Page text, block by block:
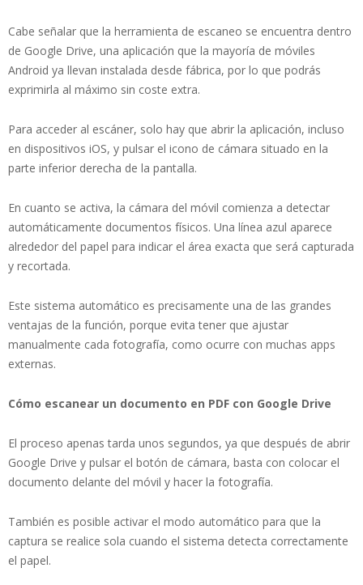
Cabe señalar que la herramienta de escaneo se encuentra dentro
de Google Drive, una aplicación que la mayoría de móviles
Android ya llevan instalada desde fábrica, por lo que podrás
exprimirla al máximo sin coste extra.
Para acceder al escáner, solo hay que abrir la aplicación, incluso
en dispositivos iOS, y pulsar el icono de cámara situado en la
parte inferior derecha de la pantalla.
En cuanto se activa, la cámara del móvil comienza a detectar
automáticamente documentos físicos. Una línea azul aparece
alrededor del papel para indicar el área exacta que será capturada
y recortada.
Este sistema automático es precisamente una de las grandes
ventajas de la función, porque evita tener que ajustar
manualmente cada fotografía, como ocurre con muchas apps
externas.
Cómo escanear un documento en PDF con Google Drive
El proceso apenas tarda unos segundos, ya que después de abrir
Google Drive y pulsar el botón de cámara, basta con colocar el
documento delante del móvil y hacer la fotografía.
También es posible activar el modo automático para que la
captura se realice sola cuando el sistema detecta correctamente
el papel.